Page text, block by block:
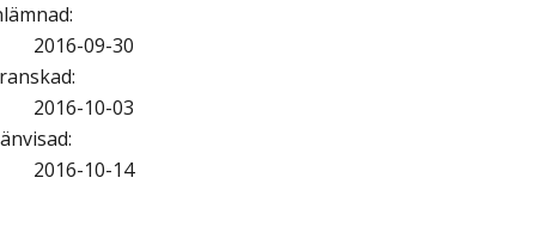
:
2016-09-30
:
2016-10-03
:
2016-10-14